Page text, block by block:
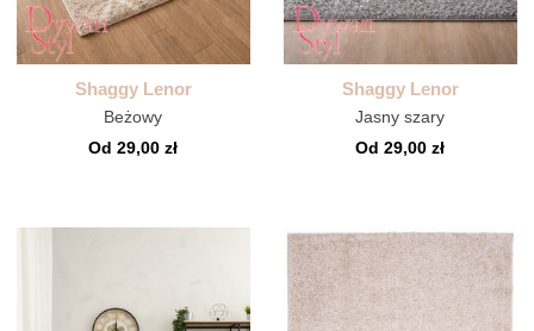
Shaggy Lenor
Beżowy
Od 29,00 zł
Shaggy Lenor
Jasny szary
Od 29,00 zł